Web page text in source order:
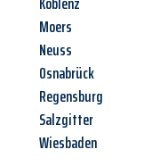
Moers
Neuss
Osnabrück
Regensburg
Salzgitter
Wiesbaden